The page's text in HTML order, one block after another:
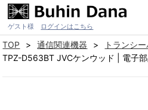
ゲスト様 ログインはこちら
TOP 通信関連機器
トランシ
TPZ-D563BT JVCケンウッド | 電子